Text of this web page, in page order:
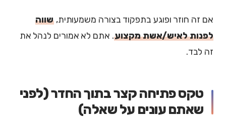
אם זה חוזר ופוגע בתפקוד בצורה משמעותית,שווה
לפנות לאיש/אשת מקצוע. אתם לא אמורים לנהל את
זה לבד.
טקס פתיחה קצר בתוך החדר (לפני
שאתם עונים על שאלה)